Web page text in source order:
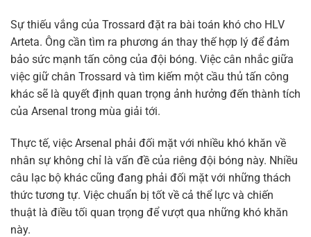
Sự thiếu vắng của Trossard đặt ra bài toán khó cho HLV
Arteta. Ông cần tìm ra phương án thay thế hợp lý để đảm
bảo sức mạnh tấn công của đội bóng. Việc cân nhắc giữa
việc giữ chân Trossard và tìm kiếm một cầu thủ tấn công
khác sẽ là quyết định quan trọng ảnh hưởng đến thành tích
của Arsenal trong mùa giải tới.
Thực tế, việc Arsenal phải đối mặt với nhiều khó khăn về
nhân sự không chỉ là vấn đề của riêng đội bóng này. Nhiều
câu lạc bộ khác cũng đang phải đối mặt với những thách
thức tương tự. Việc chuẩn bị tốt về cả thể lực và chiến
thuật là điều tối quan trọng để vượt qua những khó khăn
này.